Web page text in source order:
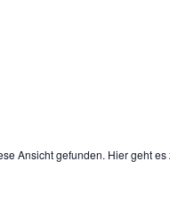
Ansicht gefunden. Hier geht es